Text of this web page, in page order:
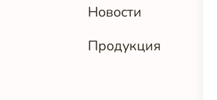
Новости
Продукция